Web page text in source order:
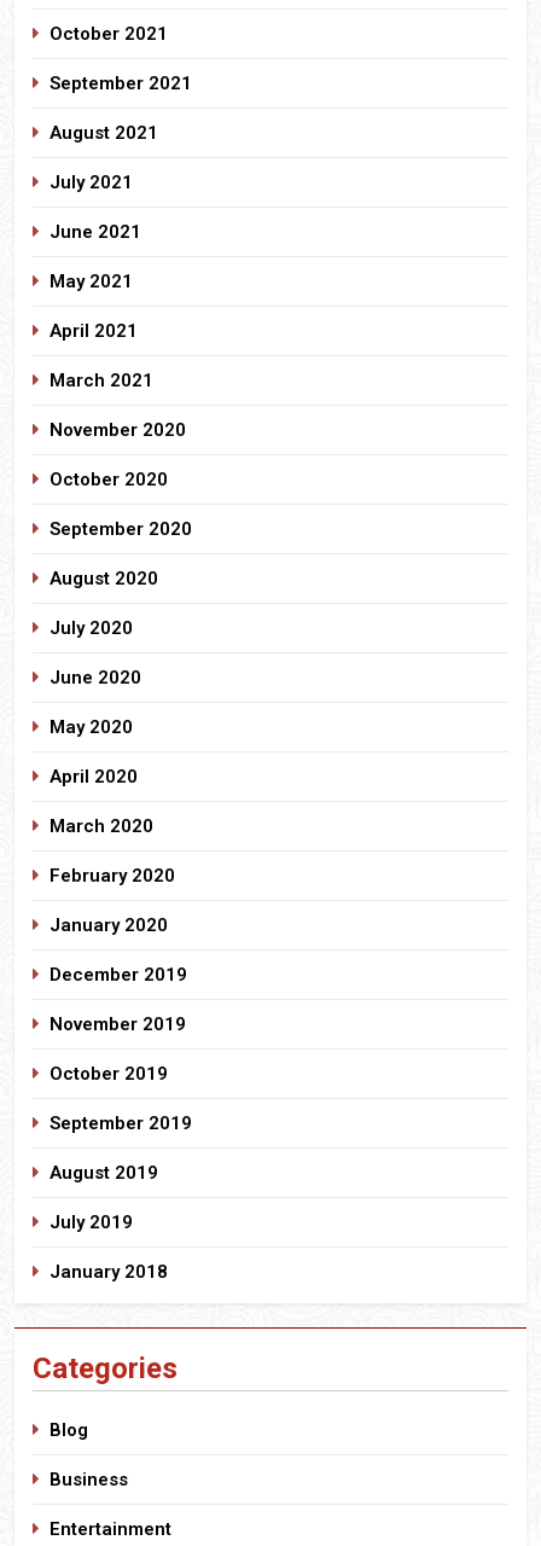
October 2021
September 2021
August 2021
July 2021
June 2021
May 2021
April 2021
March 2021
November 2020
October 2020
September 2020
August 2020
July 2020
June 2020
May 2020
April 2020
March 2020
February 2020
January 2020
December 2019
November 2019
October 2019
September 2019
August 2019
July 2019
January 2018
Categories
Blog
Business
Entertainment